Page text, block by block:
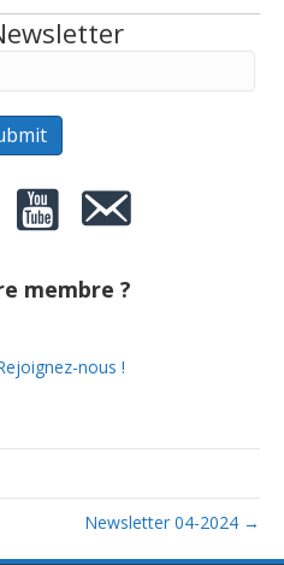
membre ?
nous !
Newsletter 04-2024 →